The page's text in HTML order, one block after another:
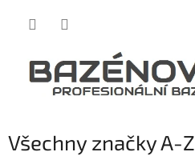
Všechny značky A-Z